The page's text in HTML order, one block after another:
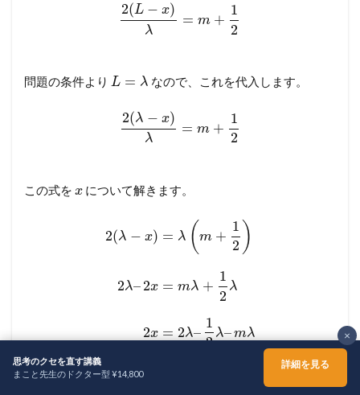
2(L − x)
λ
= m +
1
2
問題の条件より L = λ なので、これを代入します。
2(λ − x)
λ
= m +
1
2
この式を x について解きます。
2(λ − x)
2λ–2x
2x
2
= λ ( m +
1
2 )
= mλ +
1
2
λ
= 2λ–
1
2
λ–mλ ×
思考のクセを直す講義
まこと先生のドクター型 ¥14,800
詳細を見る